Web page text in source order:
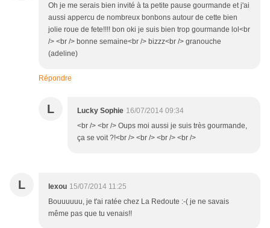
Oh je me serais bien invité à ta petite pause gourmande et j'ai
aussi appercu de nombreux bonbons autour de cette bien
jolie roue de fete!!!! bon oki je suis bien trop gourmande lol<br
/> <br /> bonne semaine<br /> bizzz<br /> granouche
(adeline)
Répondre
L Lucky Sophie 16/07/2014 09:34
<br /> <br /> Oups moi aussi je suis très gourmande,
ça se voit ?!<br /> <br /> <br /> <br />
L lexou 15/07/2014 11:25
Bouuuuuu, je t'ai ratée chez La Redoute :-( je ne savais
même pas que tu venais!!